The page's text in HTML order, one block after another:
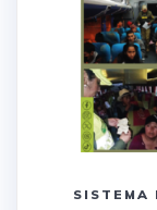
SISTEMA